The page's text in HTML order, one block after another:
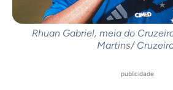
Rhuan Gabriel, meia do
Martins/
publicidade